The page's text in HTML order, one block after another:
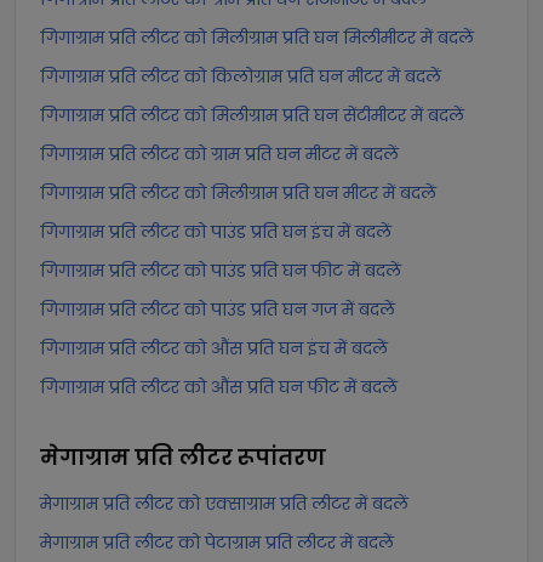
गिगाग्राम प्रति लीटर को मिलीग्राम प्रति घन मिलीमीटर में बदलें
गिगाग्राम प्रति लीटर को किलोग्राम प्रति घन मीटर में बदलें
गिगाग्राम प्रति लीटर को मिलीग्राम प्रति घन सेंटीमीटर में बदलें
गिगाग्राम प्रति लीटर को ग्राम प्रति घन मीटर में बदलें
गिगाग्राम प्रति लीटर को मिलीग्राम प्रति घन मीटर में बदलें
गिगाग्राम प्रति लीटर को पाउंड प्रति घन इंच में बदलें
गिगाग्राम प्रति लीटर को पाउंड प्रति घन फीट में बदलें
गिगाग्राम प्रति लीटर को पाउंड प्रति घन गज में बदलें
गिगाग्राम प्रति लीटर को औंस प्रति घन इंच में बदलें
गिगाग्राम प्रति लीटर को औंस प्रति घन फीट में बदलें
मेगाग्राम प्रति लीटररूपांतरण
मेगाग्राम प्रति लीटर को एक्साग्राम प्रति लीटर में बदलें
मेगाग्राम प्रति लीटर को पेटाग्राम प्रति लीटर में बदलें